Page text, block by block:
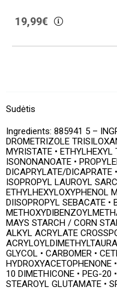
19,99€
Sudėtis
Ingredients: 885941 5 –
DROMETRIZOLE
MYRISTATE •
ISONONANOATE •
DICAPRYLATE/DICAPRATE
ISOPROPYL LAUROYL
ETHYLHEXYLOXYPHENOL
DIISOPROPYL SEBACATE •
MAYS STARCH / CORN
ALKYL ACRYLATE
GLYCOL • CARBOMER •
HYDROXYACETOPHENONE
10 DIMETHICONE • PEG-20
STEAROYL GLUTAMATE •